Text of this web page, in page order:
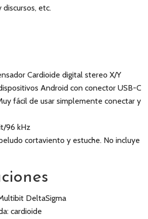
discursos, etc.
Cardioide digital stereo X/Y
Android con conector USB-C
fácil de usar simplemente conectar y
96 kHz
cortaviento y estuche. No incluye
DeltaSigma
cardioide